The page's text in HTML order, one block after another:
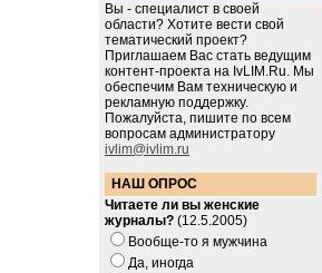
Вы - специалист в своей
области? Хотите вести свой
тематический проект?
Приглашаем Вас стать ведущим
контент-проекта на IvLIM.Ru. Мы
обеспечим Вам техническую и
рекламную поддержку.
Пожалуйста, пишите по всем
вопросам администратору
ivlim@ivlim.ru
НАШ ОПРОС
Читаете ли вы женские
журналы? (12.5.2005)
Вообще-то я мужчина
Да, иногда